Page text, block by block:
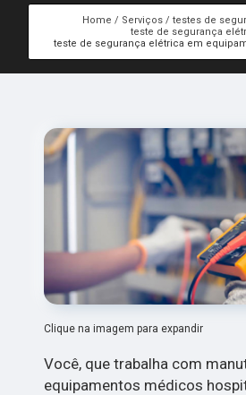
Home Serviços
testes de
teste de segurança
teste de segurança elétrica em
Clique na imagem para expandir
Você, que trabalha com
equipamentos médicos